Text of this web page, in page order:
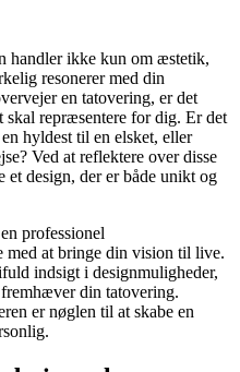
handler ikke kun om æstetik,
resonerer med din
en tatovering, er det
repræsentere for dig. Er det
hyldest til en elsket, eller
Ved at reflektere over disse
et design, der er både unikt og
professionel
med at bringe din vision til live.
indsigt i designmuligheder,
din tatovering.
er nøglen til at skabe en